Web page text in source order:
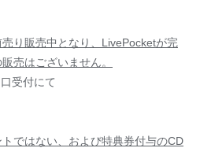
り販売中となり、LivePocketが完
売はございません。
受付にて
ではない、および特典券付与のCD